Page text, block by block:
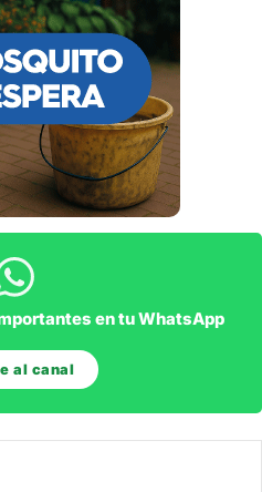
en tu WhatsApp
al canal